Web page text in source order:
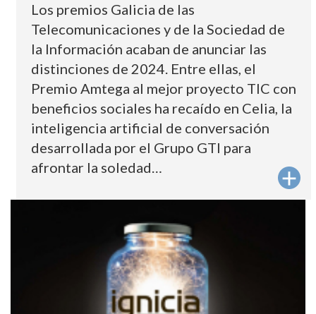
Los premios Galicia de las
Telecomunicaciones y de la Sociedad de
la Información acaban de anunciar las
distinciones de 2024. Entre ellas, el
Premio Amtega al mejor proyecto TIC con
beneficios sociales ha recaído en Celia, la
inteligencia artificial de conversación
desarrollada por el Grupo GTI para
afrontar la soledad…